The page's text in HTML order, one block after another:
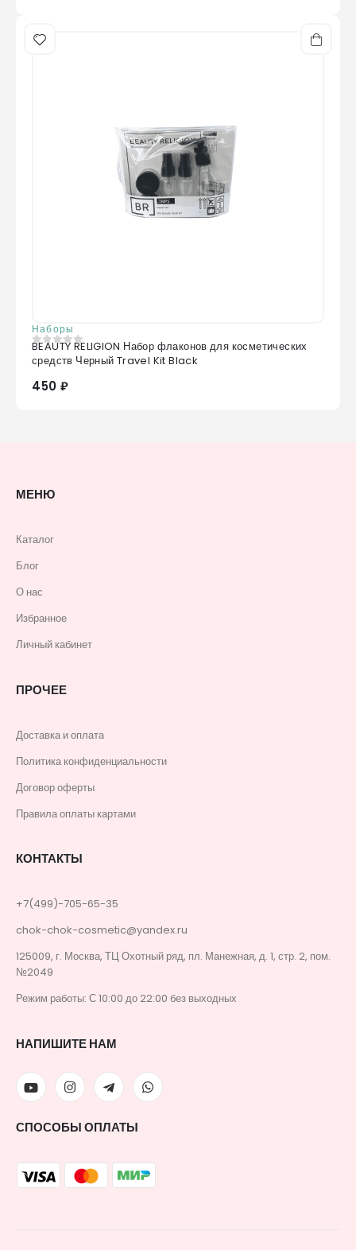
Наборы
0из 5
BEAUTY RELIGION Набор флаконов для косметических
средств Черный Travel Kit Black
450 ₽
МЕНЮ
Каталог
Блог
О нас
Избранное
Личный кабинет
ПРОЧЕЕ
Доставка и оплата
Политика конфиденциальности
Договор оферты
Правила оплаты картами
КОНТАКТЫ
+7(499)-705-65-35
chok-chok-cosmetic@yandex.ru
125009, г. Москва, ТЦ Охотный ряд, пл. Манежная, д. 1, стр. 2, пом.
№2049
Режим работы: С 10:00 до 22:00 без выходных
НАПИШИТЕ НАМ
СПОСОБЫ ОПЛАТЫ